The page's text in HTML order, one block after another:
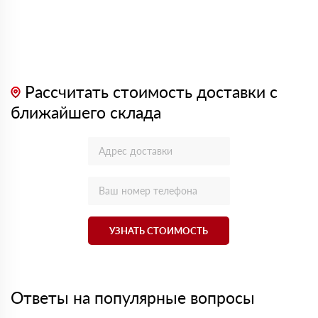
Рассчитать стоимость доставки с
ближайшего склада
УЗНАТЬ СТОИМОСТЬ
Ответы на популярные вопросы